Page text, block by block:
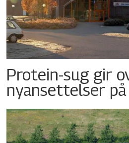
Protein-sug gir
nyansettelser